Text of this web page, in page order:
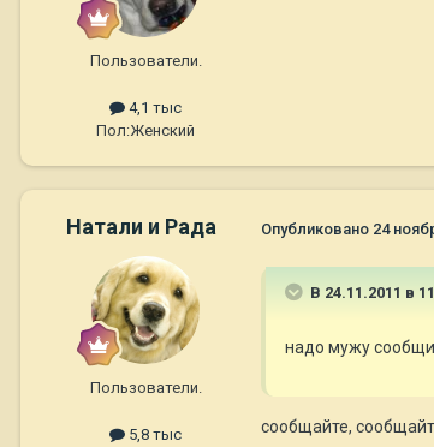
Пользователи.
4,1 тыс
Пол:Женский
Натали и Рада
Пользователи.
5,8 тыс
Опубликовано 24
В 24.11.2011 в
надо мужу
сообщайте,